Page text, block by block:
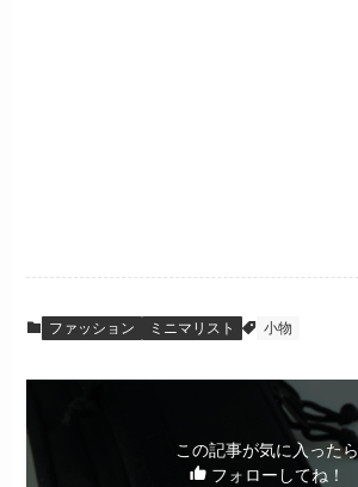
ファッション ミニマリスト 小物
この記事が気に入ったら
フォローしてね！